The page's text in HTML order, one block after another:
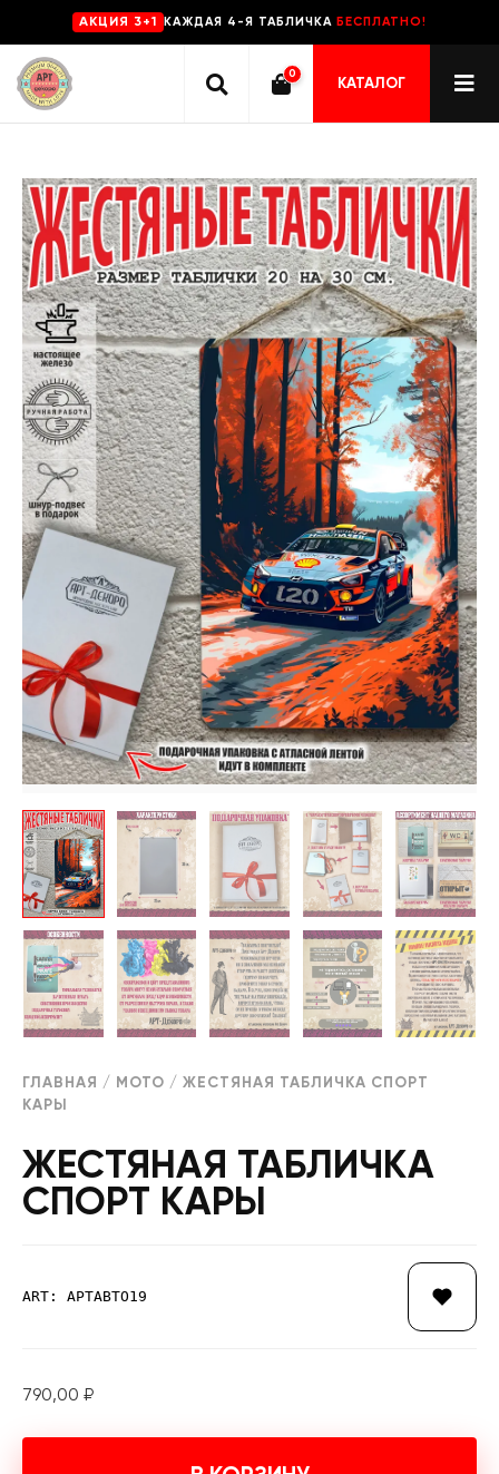
AKЦИЯ 3+1 КАЖДАЯ 4-Я ТАБЛИЧКА БЕСПЛАТНО!
0
КАТАЛОГ
ГЛАВНАЯ / МОТО / ЖЕСТЯНАЯ ТАБЛИЧКА СПОРТ
КАРЫ
ЖЕСТЯНАЯ ТАБЛИЧКА
СПОРТ КАРЫ
ART: АРТАВТО19
790,00 ₽